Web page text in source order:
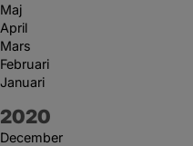
Maj
April
Mars
Februari
Januari
År:
2020
December